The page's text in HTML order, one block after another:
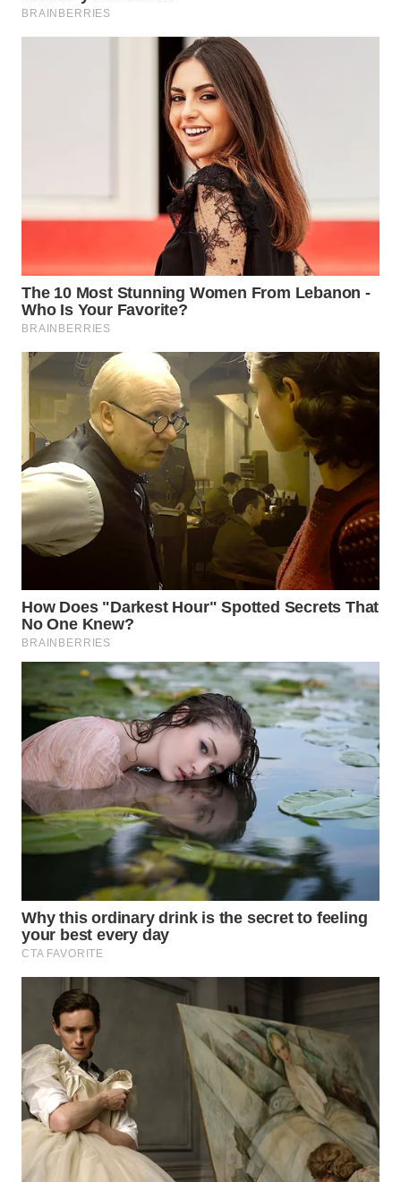
LESUNG
WN
KARO
WN
SIMALUNGUN
LABUHANBATU
WN
TAPANULI
TENGAH
WN DELI
WN
TEBING
WN
PAKPAK
WN
KARAWANG
WN
BEKASI
WN
BOGOR
DEPOK
WN
TAPANULI
UTARA
WN
SAMOSIR